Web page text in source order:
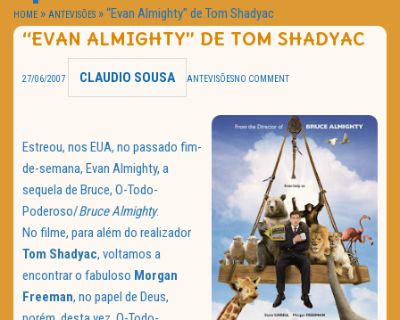
PASSATEMPOS
HOME CINEMA
NOTA PESSOAL
Política de Privacidade
HOME » ANTEVISÕES »“Evan Almighty” de Tom Shadyac
“EVAN ALMIGHTY” DE TOM SHADYAC
27/06/2007 CLAUDIO SOUSA ANTEVISÕESNO COMMENT
Estreou, nos EUA, no passado fim-
de-semana, Evan Almighty, a
sequela de Bruce, O-Todo-
Poderoso/Bruce Almighty.
No filme, para além do realizador
Tom Shadyac, voltamos a
encontrar o fabuloso Morgan
Freeman, no papel de Deus,